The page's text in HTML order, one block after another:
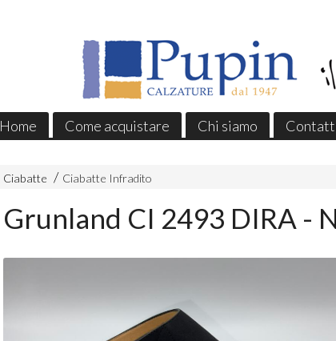
Home Come acquistare Chi siamo
Ciabatte Ciabatte Infradito
Grunland CI 2493 DIRA -